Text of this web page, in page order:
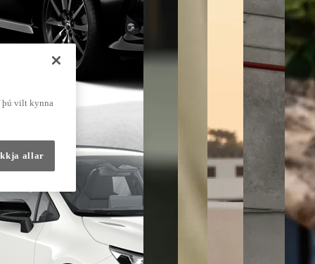
þú vilt kynna
allar